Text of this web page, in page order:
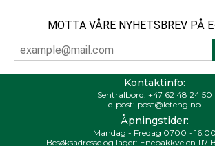
MOTTA VÅRE NYHETSBREV PÅ
Kontaktinfo:
Sentralbord: +47 62 48 24 50
e-post: post@leteng.no
Åpningstider:
Mandag - Fredag 0700 - 16:00
Besøksadresse og lager: Enebakkveien 117